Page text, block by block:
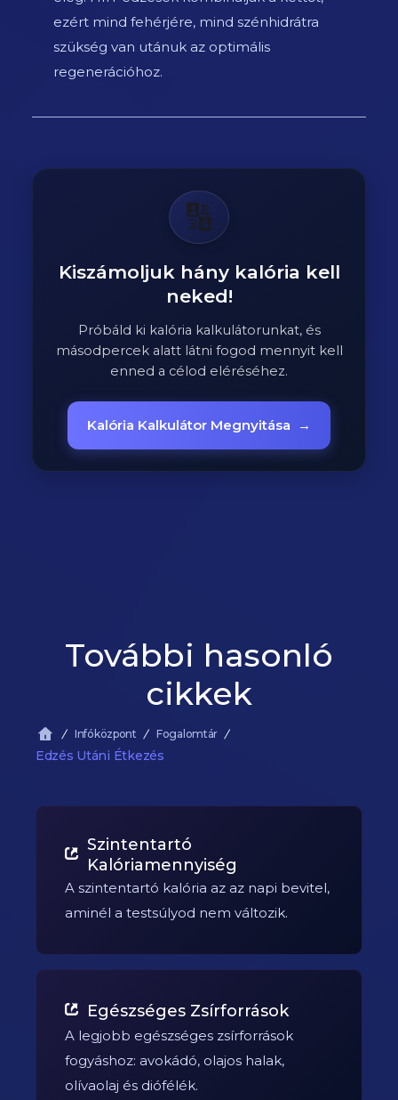
ezért mind fehérjére, mind szénhidrátra
szükség van utánuk az optimális
regenerációhoz.
🔢
Kiszámoljuk hány kalória kell
neked!
Próbáld ki kalória kalkulátorunkat, és
másodpercek alatt látni fogod mennyit kell
enned a célod eléréséhez.
Kalória Kalkulátor Megnyitása →
További hasonló
cikkek
Infóközpont Fogalomtár
Edzés Utáni Étkezés
Szintentartó
Kalóriamennyiség
A szintentartó kalória az az napi bevitel,
aminél a testsúlyod nem változik.
Egészséges Zsírforrások
A legjobb egészséges zsírforrások
fogyáshoz: avokádó, olajos halak,
olívaolaj és diófélék.